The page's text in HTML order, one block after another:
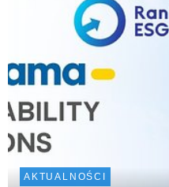
AKTUALNOŚCI